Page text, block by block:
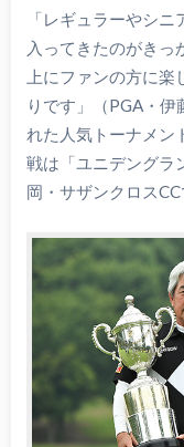
「レギュラーやシ
入ってきたのがきっ
上にファンの方に
りです」（PGA・
れた人気トーナメン
戦は「ユニデングラ
岡・サザンクロスCC